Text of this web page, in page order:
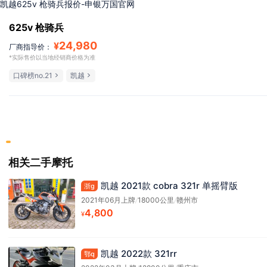
凯越625v 枪骑兵报价-申银万国官网
625v 枪骑兵
厂商指导价： ¥24,980
*实际售价以当地经销商价格为准
口碑榜no.21 凯越
相关二手摩托
浙g 凯越 2021款 cobra 321r 单摇臂版
2021年06月上牌/18000公里 /赣州市
¥4,800
鄂q 凯越 2022款 321rr